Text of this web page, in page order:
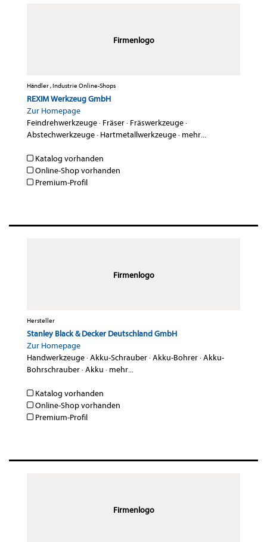
Firmenlogo
Händler , Industrie Online-Shops
REXIM Werkzeug GmbH
Zur Homepage
Feindrehwerkzeuge· Fräser· Fräswerkzeuge·
Abstechwerkzeuge· Hartmetallwerkzeuge· mehr...
Katalog vorhanden
Online-Shop vorhanden
Premium-Profil
Firmenlogo
Hersteller
Stanley Black & Decker Deutschland GmbH
Zur Homepage
Handwerkzeuge·Akku-Schrauber·Akku-Bohrer·Akku-
Bohrschrauber·Akku · mehr...
Katalog vorhanden
Online-Shop vorhanden
Premium-Profil
Firmenlogo